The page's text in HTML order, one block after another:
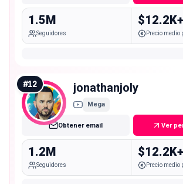
1.5M
Seguidores
$12.2K+
Precio medio
#12 jonathanjoly
Mega
Obtener email Ver
1.2M
Seguidores
$12.2K+
Precio medio